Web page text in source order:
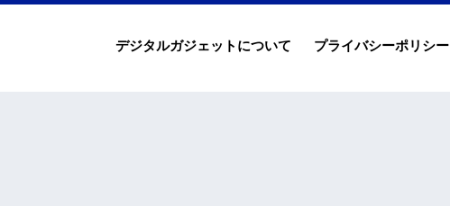
デジタルガジェットについて プライバシーポリシー